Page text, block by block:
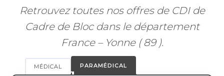
Retrouvez toutes nos offres de CDI de
Cadre de Bloc dans le département
France – Yonne ( 89 ).
MÉDICAL PARAMÉDICAL